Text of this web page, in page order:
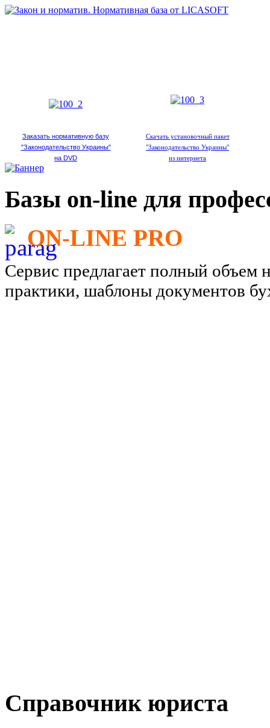
Заказать нормативную базу
"Законодательство Украины"
на DVD
Скачать установочный пакет
"Законодательство Украины"
из интернета
Базы on-line для
ON-LINE PRO
Сервис предлагает полный объем
практики, шаблоны документов
Справочник юриста